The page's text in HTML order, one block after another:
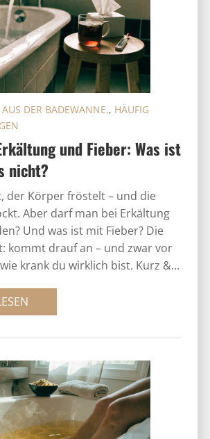
und Fieber: Was ist
nicht?
DER BADEWANNE., HÄUFIG
der Körper fröstelt – und die
Aber darf man bei Erkältung
Und was ist mit Fieber? Die
kommt drauf an – und zwar vor
krank du wirklich bist. Kurz &...